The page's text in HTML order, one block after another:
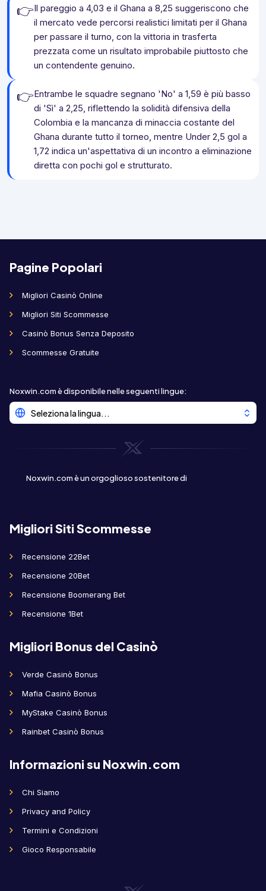
👉Il pareggio a 4,03 e il Ghana a 8,25 suggeriscono che
il mercato vede percorsi realistici limitati per il Ghana
per passare il turno, con la vittoria in trasferta
prezzata come un risultato improbabile piuttosto che
un contendente genuino.
👉Entrambe le squadre segnano 'No' a 1,59 è più basso
di 'Sì' a 2,25, riflettendo la solidità difensiva della
Colombia e la mancanza di minaccia costante del
Ghana durante tutto il torneo, mentre Under 2,5 gol a
1,72 indica un'aspettativa di un incontro a eliminazione
diretta con pochi gol e strutturato.
Pagine Popolari
Migliori Casinò Online
Migliori Siti Scommesse
Casinò Bonus Senza Deposito
Scommesse Gratuite
Migliori Siti Scommesse
Recensione 22Bet
Recensione 20Bet
Recensione Boomerang Bet
Recensione 1Bet
Noxwin.com è disponibile nelle seguenti lingue:
Seleziona la lingua...
Noxwin.com è un orgoglioso sostenitore di
Migliori Bonus del Casinò
Verde Casinò Bonus
Mafia Casinò Bonus
MyStake Casinò Bonus
Rainbet Casinò Bonus
Informazioni su Noxwin.com
Chi Siamo
Privacy and Policy
Termini e Condizioni
Gioco Responsabile